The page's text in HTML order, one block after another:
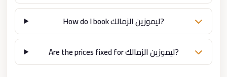
How do I book ليموزين الزمالك?
Are the prices fixed for ليموزين الزمالك?
Alexandria
Limousine
Cairo